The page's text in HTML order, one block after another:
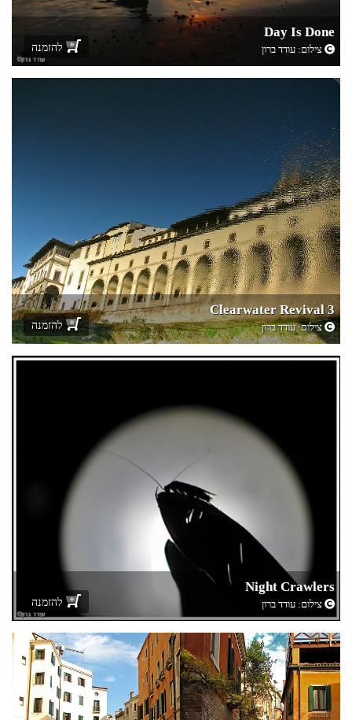
Day Is Done
צילום: עודד ברון להזמנה
Clearwater Revival 3
צילום:עודד ברון להזמנה
Night Crawlers
צילום: עודד ברון להזמנה